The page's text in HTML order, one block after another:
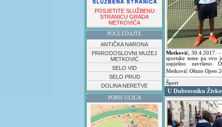
POSJETITE SLUŽBENU
STRANICU GRADA
METKOVIĆA
POGLEDAJTE
ANTIČKA NARONA
PRIRODOSLOVNI MUZEJ
METKOVIĆ
SELO VID
SELO PRUD
DOLINA NERETVE
POPIS ULICA
Metković ,30.4.2017. -
sportske teme pa evo
uspješno završeno
Metković Oktan Open
Šport
U Dubrovniku